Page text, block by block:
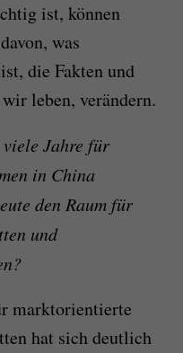
ist, können
was
die Fakten und
leben, verändern.
viele Jahre für
in China
den Raum für
und
marktorientierte
hat sich deutlich